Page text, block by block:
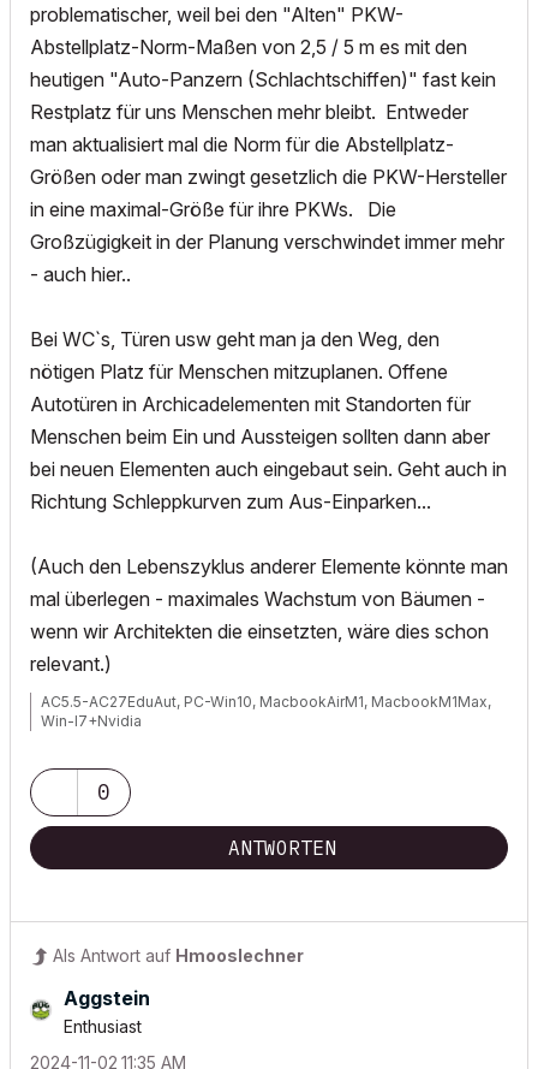
problematischer, weil bei den "Alten" PKW-
Abstellplatz-Norm-Maßen von 2,5 / 5 m es mit den
heutigen "Auto-Panzern (Schlachtschiffen)" fast kein
Restplatz für uns Menschen mehr bleibt. Entweder
man aktualisiert mal die Norm für die Abstellplatz-
Größen oder man zwingt gesetzlich die PKW-Hersteller
in eine maximal-Größe für ihre PKWs. Die
Großzügigkeit in der Planung verschwindet immer mehr
- auch hier..
Bei WC`s, Türen usw geht man ja den Weg, den
nötigen Platz für Menschen mitzuplanen. Offene
Autotüren in Archicadelementen mit Standorten für
Menschen beim Ein und Aussteigen sollten dann aber
bei neuen Elementen auch eingebaut sein. Geht auch in
Richtung Schleppkurven zum Aus-Einparken...
(Auch den Lebenszyklus anderer Elemente könnte man
mal überlegen - maximales Wachstum von Bäumen -
wenn wir Architekten die einsetzten, wäre dies schon
relevant.)
AC5.5-AC27EduAut, PC-Win10, MacbookAirM1, MacbookM1Max,
Win-I7+Nvidia
0
ANTWORTEN
Als Antwort auf Hmooslechner
Aggstein
Enthusiast
‎2024-11-02 11:35 AM